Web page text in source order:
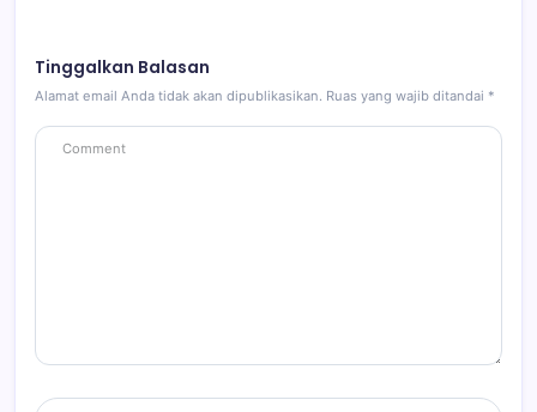
Tinggalkan Balasan
Alamat email Anda tidak akan dipublikasikan. Ruas yang wajib ditandai *